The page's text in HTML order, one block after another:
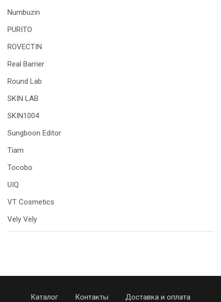
Numbuzin
PURITO
ROVECTIN
Real Barrier
Round Lab
SKIN LAB
SKIN1004
Sungboon Editor
Tiam
Tocobo
UIQ
VT Cosmetics
Vely Vely
Каталог Контакты
Доставка и оплата